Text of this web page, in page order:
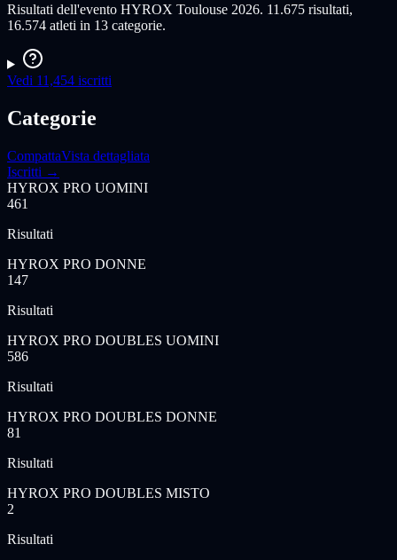
Risultati dell'evento HYROX Toulouse 2026. 11.675 risultati,
16.574 atleti in 13 categorie.
Vedi 11,454 iscritti
Categorie
CompattaVista dettagliata
Iscritti →
HYROX PRO UOMINI
461
Risultati
HYROX PRO DONNE
147
Risultati
HYROX PRO DOUBLES UOMINI
586
Risultati
HYROX PRO DOUBLES DONNE
81
Risultati
HYROX PRO DOUBLES MISTO
2
Risultati